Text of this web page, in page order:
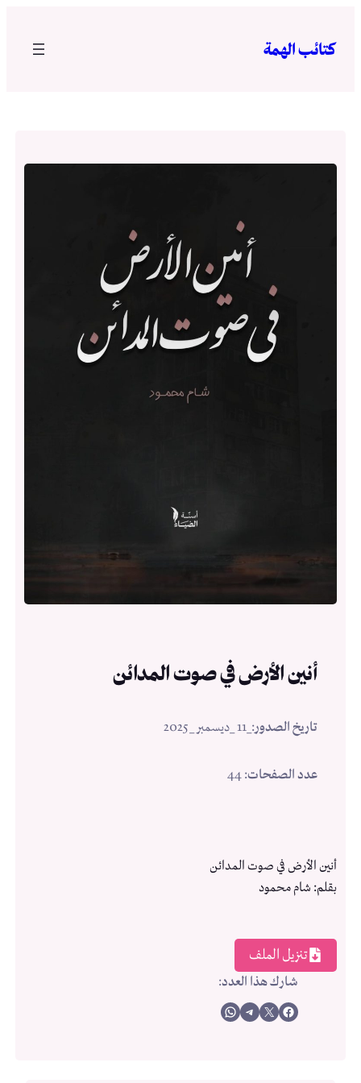
المحتوى
كتائب الهمة
أنين الأرض في صوت المدائن
تاريخ الصدور: _11 _ديسمبر _2025
عدد الصفحات: 44
أنين الأرض في صوت المدائن
بقلم: شام محمود
تنزيل الملف
شارك هذا العدد:
Share on Facebook
Share on X
Share on Telegram
Share on WhatsApp